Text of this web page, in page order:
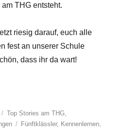
THG entsteht.
riesig darauf, euch alle
fest an unserer Schule
dass ihr da wart!
Kategorien
Top Stories am THG
Schlagwörter
Fünftklässler, Kennenlernen